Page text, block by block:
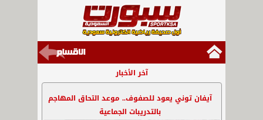
آخر الأخبار
آيفان توني يعود للصفوف.. موعد التحاق المهاجم
بالتدريبات الجماعية